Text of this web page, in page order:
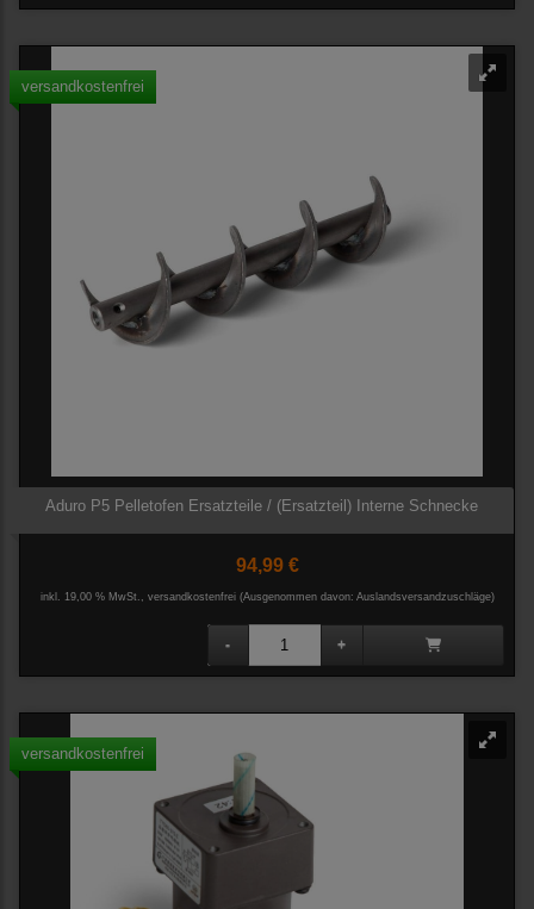
versandkostenfrei
Aduro P5 Pelletofen Ersatzteile / (Ersatzteil) Interne Schnecke
94,99 €
inkl. 19,00 % MwSt., versandkostenfrei (Ausgenommen davon: Auslandsversandzuschläge)
versandkostenfrei